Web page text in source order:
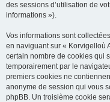
des sessions d’utilisation de
informations »).
Vos informations sont
en naviguant sur « Korvigelloù
certain nombre de cookies qui
temporairement par le
premiers cookies ne
anonyme de session qui vous
phpBB. Un troisième cookie